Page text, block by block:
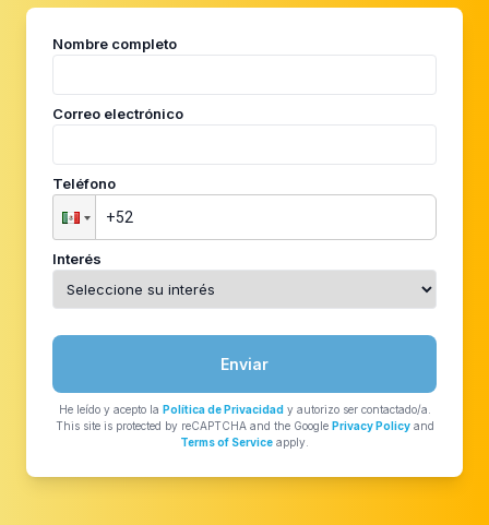
Nombre completo
Correo electrónico
Teléfono
Interés
Enviar
He leído y acepto la Política de Privacidad y autorizo ser contactado/a.
This site is protected by reCAPTCHA and the Google Privacy Policy and
Terms of Service apply.